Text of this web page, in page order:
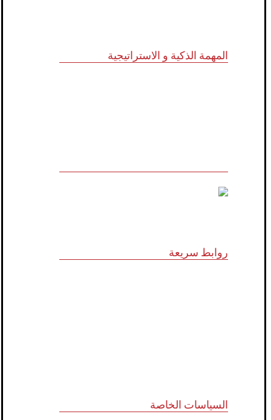
المهمة الذكية و الاستراتيجية
روابط سريعة
السياسات الخاصة